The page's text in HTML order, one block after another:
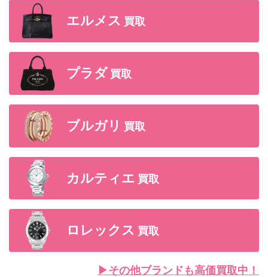
エルメス 買取
プラダ 買取
ブルガリ 買取
カルティエ 買取
ロレックス 買取
▶︎その他ブランドも高価買取中！